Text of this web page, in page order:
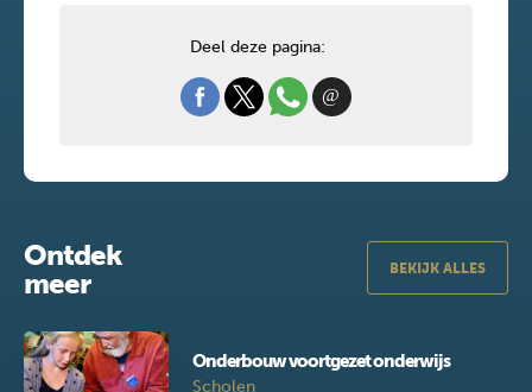
Deel deze pagina:
Ontdek
meer
BEKIJK ALLES
Onderbouw voortgezet onderwijs
Scholen